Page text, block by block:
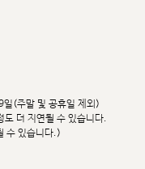
일(주말 및 공휴일 제외)
더 지연될 수 있습니다.
수 있습니다.)